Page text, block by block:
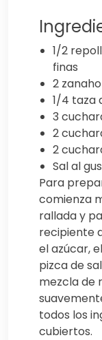
1/2
finas
2
1/4 taza
3
2
2
Sal al
Para
comienza
rallada y
recipiente
el azúcar,
pizca de
mezcla de
todos los
cubiertos.